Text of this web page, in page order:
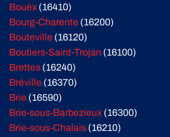
Bouëx (16410)
Bourg-Charente (16200)
Bouteville (16120)
Boutiers-Saint-Trojan (16100)
Brettes (16240)
Bréville (16370)
Brie (16590)
Brie-sous-Barbezieux (16300)
Brie-sous-Chalais (16210)